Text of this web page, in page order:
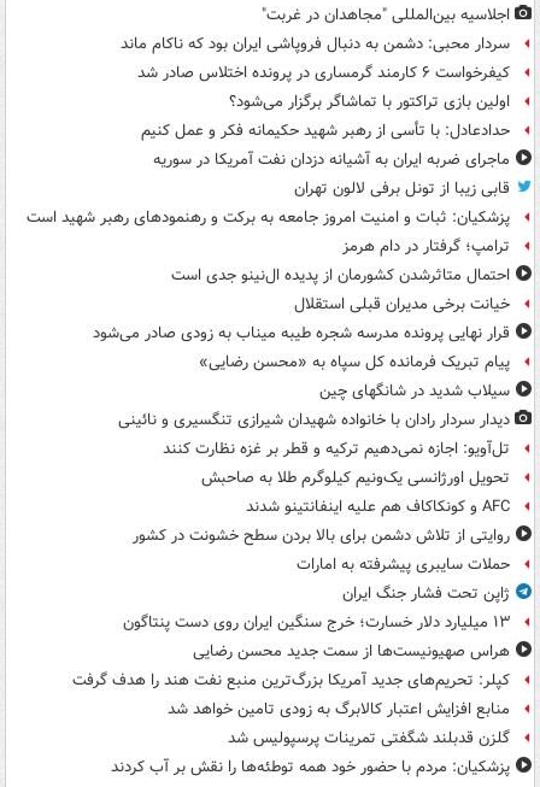
اجلاسیه بین‌المللی "مجاهدان در غربت"
سردار محبی: دشمن به دنبال فروپاشی ایران بود که ناکام ماند
کیفرخواست ۶ کارمند گرمساری در پرونده اختلاس صادر شد
اولین بازی تراکتور با تماشاگر برگزار می‌شود؟
حدادعادل: با تأسی از رهبر شهید حکیمانه فکر و عمل کنیم
ماجرای ضربه ایران به آشیانه دزدان نفت آمریکا در سوریه
قابی زیبا از تونل برفی لالون تهران
پزشکیان: ثبات و امنیت امروز جامعه به برکت و رهنمودهای رهبر شهید است
ترامپ؛ گرفتار در دام هرمز
احتمال متاثرشدن کشورمان از پدیده ال‌نینو جدی است
خیانت برخی مدیران قبلی استقلال
قرار نهایی پرونده مدرسه شجره طیبه میناب به زودی صادر می‌شود
پیام تبریک فرمانده کل سپاه به «محسن رضایی»
سیلاب شدید در شانگهای چین
دیدار سردار رادان با خانواده‌ شهیدان شیرازی تنگسیری و نائینی
تل‌آویو: اجازه نمی‌دهیم ترکیه و قطر بر غزه نظارت کنند
تحویل اورژانسی یک‌ونیم کیلوگرم طلا به صاحبش
AFC و کونکاکاف هم علیه اینفانتینو شدند
روایتی از تلاش دشمن برای بالا بردن سطح خشونت در کشور
حملات سایبری پیشرفته به امارات
ژاپن تحت فشار جنگ ایران
۱۳ میلیارد دلار خسارت؛ خرج سنگین ایران روی دست پنتاگون
هراس صهیونیست‌ها از سمت جدید محسن رضایی
کپلر: تحریم‌های جدید آمریکا بزرگ‌ترین منبع نفت هند را هدف گرفت
منابع افزایش اعتبار کالابرگ به زودی تامین خواهد شد
گلزن قدبلند شگفتی تمرینات پرسپولیس شد
پزشکیان: مردم با حضور خود همه توطئه‌ها را نقش بر آب کردند